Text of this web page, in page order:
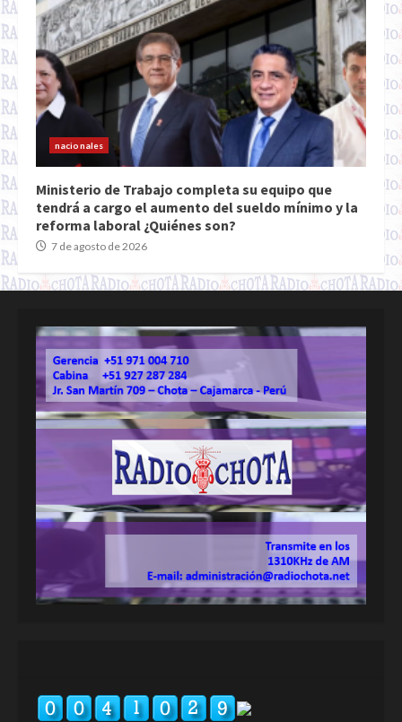
nacionales
Ministerio de Trabajo completa su equipo que
tendrá a cargo el aumento del sueldo mínimo y la
reforma laboral ¿Quiénes son?
7 de agosto de 2026